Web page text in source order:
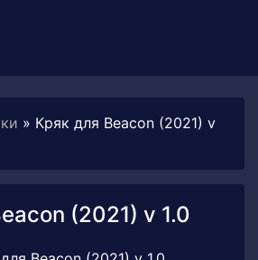
» Кряк для Beacon (2021) v
(2021) v 1.0